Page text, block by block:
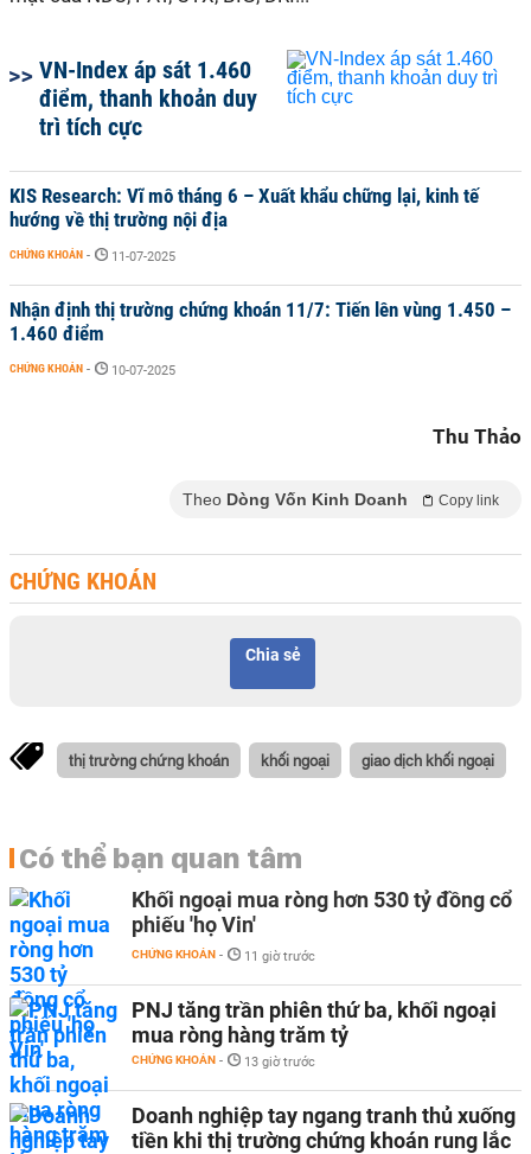
VN-Index áp sát 1.460
điểm, thanh khoản duy
trì tích cực
KIS Research: Vĩ mô tháng 6 – Xuất khẩu chững lại, kinh tế
hướng về thị trường nội địa
CHỨNG KHOÁN - 11-07-2025
Nhận định thị trường chứng khoán 11/7: Tiến lên vùng 1.450 –
1.460 điểm
CHỨNG KHOÁN - 10-07-2025
Thu Thảo
Theo Dòng Vốn Kinh Doanh Copy link
CHỨNG KHOÁN
Chia sẻ
thị trường chứng khoán khối ngoại giao dịch khối ngoại
Có thể bạn quan tâm
Khối ngoại mua ròng hơn 530 tỷ đồng cổ
phiếu 'họ Vin'
CHỨNG KHOÁN - 11 giờ trước
PNJ tăng trần phiên thứ ba, khối ngoại
mua ròng hàng trăm tỷ
CHỨNG KHOÁN - 13 giờ trước
Doanh nghiệp tay ngang tranh thủ xuống
tiền khi thị trường chứng khoán rung lắc